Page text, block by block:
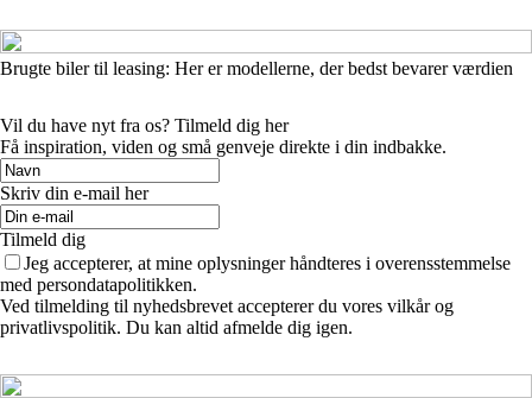
Brugte biler til leasing: Her er modellerne, der bedst bevarer værdien
Vil du have nyt fra os? Tilmeld dig her
Få inspiration, viden og små genveje direkte i din indbakke.
Skriv din e-mail her
Tilmeld dig
Jeg accepterer, at mine oplysninger håndteres i overensstemmelse
med persondatapolitikken.
Ved tilmelding til nyhedsbrevet accepterer du vores vilkår og
privatlivspolitik. Du kan altid afmelde dig igen.